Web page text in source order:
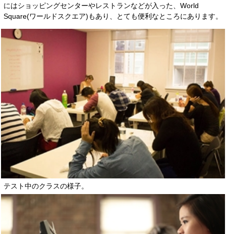
にはショッピングセンターやレストランなどが入った、World
Square(ワールドスクエア)もあり、とても便利なところにあります。
テスト中のクラスの様子。